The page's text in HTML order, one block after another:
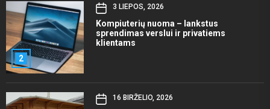
2
3 LIEPOS, 2026
Kompiuterių nuoma – lankstus
sprendimas verslui ir privatiems
klientams
16 BIRŽELIO, 2026